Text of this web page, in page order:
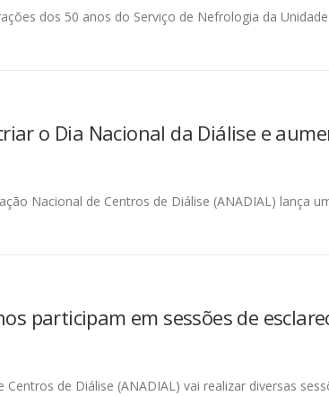
dos 50 anos do Serviço de Nefrologia da
o Dia Nacional da Diálise e
Nacional de Centros de Diálise (ANADIAL) lança
participam em sessões de
Centros de Diálise (ANADIAL) vai realizar diversas